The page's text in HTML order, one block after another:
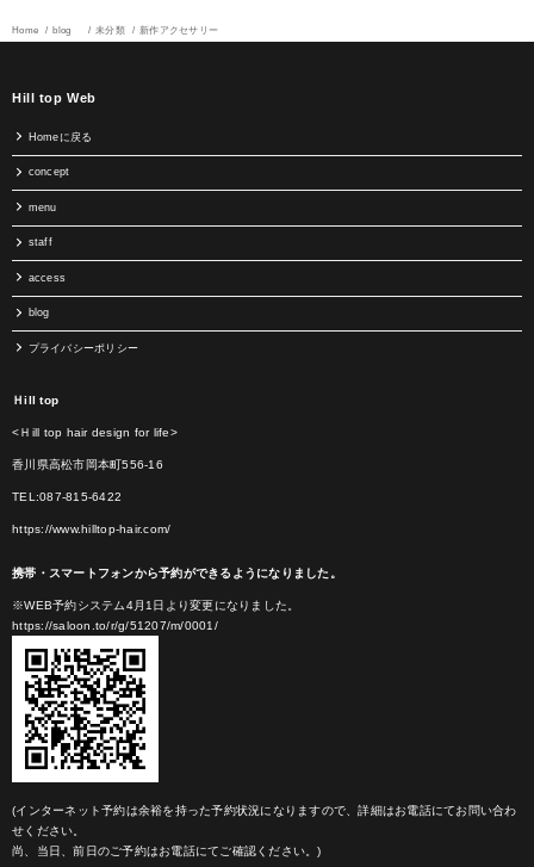
Home blog 未分類 新作アクセサリー
Hill top Web
Homeに戻る
concept
menu
staff
access
blog
プライバシーポリシー
Ｈill top
<Ｈill top hair design for life>
香川県高松市岡本町556-16
TEL:087-815-6422
https://www.hilltop-hair.com/
携帯・スマートフォンから予約ができるようになりました。
※WEB予約システム4月1日より変更になりました。
https://saloon.to/r/g/51207/m/0001/
(インターネット予約は余裕を持った予約状況になりますので、詳細はお電話にてお問い合わ
せください。
尚、当日、前日のご予約はお電話にてご確認ください。)